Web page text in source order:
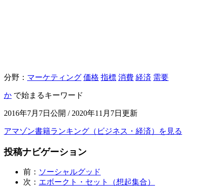
分野： マーケティング 価格 指標 消費 経済 需要
か で始まるキーワード
2016年7月7日公開 / 2020年11月7日更新
アマゾン書籍ランキング（ビジネス・経済）を見る
投稿ナビゲーション
前： ソーシャルグッド
次： エボークト・セット（想起集合）